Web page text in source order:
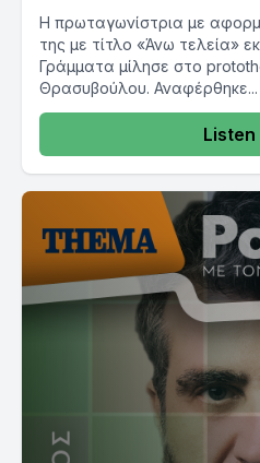
Η πρωταγωνίστρια με
της με τίτλο «Άνω τελεία»
Γράμματα μίλησε στο
Θρασυβούλου. Αναφέρθηκε...
Listen